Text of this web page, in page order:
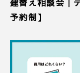
建替え相談会｜
予約制】